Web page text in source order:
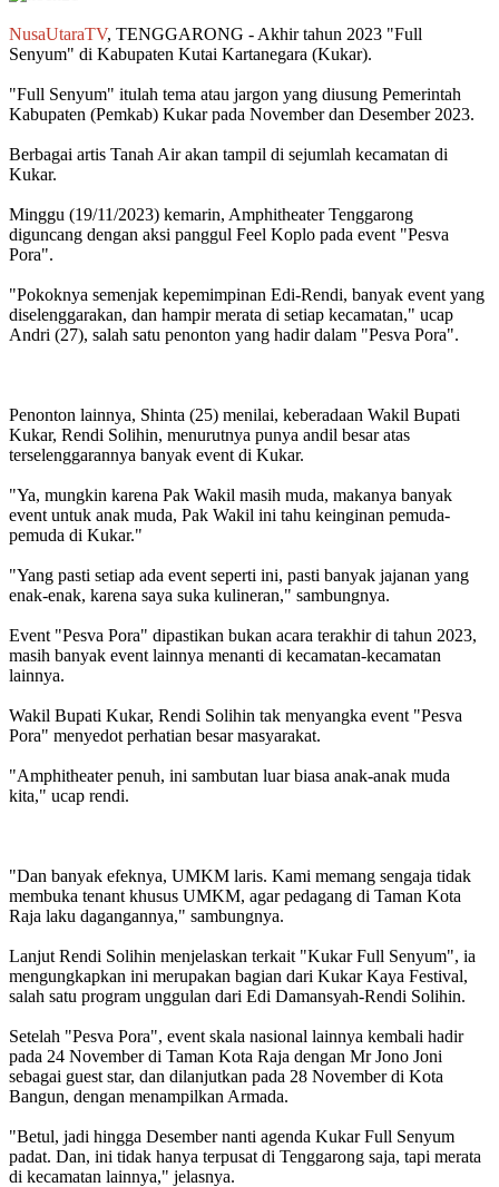
NusaUtaraTV, TENGGARONG - Akhir tahun 2023 "Full
Senyum" di Kabupaten Kutai Kartanegara (Kukar).
"Full Senyum" itulah tema atau jargon yang diusung Pemerintah
Kabupaten (Pemkab) Kukar pada November dan Desember 2023.
Berbagai artis Tanah Air akan tampil di sejumlah kecamatan di
Kukar.
Minggu (19/11/2023) kemarin, Amphitheater Tenggarong
diguncang dengan aksi panggul Feel Koplo pada event "Pesva
Pora".
"Pokoknya semenjak kepemimpinan Edi-Rendi, banyak event yang
diselenggarakan, dan hampir merata di setiap kecamatan," ucap
Andri (27), salah satu penonton yang hadir dalam "Pesva Pora".
Penonton lainnya, Shinta (25) menilai, keberadaan Wakil Bupati
Kukar, Rendi Solihin, menurutnya punya andil besar atas
terselenggarannya banyak event di Kukar.
"Ya, mungkin karena Pak Wakil masih muda, makanya banyak
event untuk anak muda, Pak Wakil ini tahu keinginan pemuda-
pemuda di Kukar."
"Yang pasti setiap ada event seperti ini, pasti banyak jajanan yang
enak-enak, karena saya suka kulineran," sambungnya.
Event "Pesva Pora" dipastikan bukan acara terakhir di tahun 2023,
masih banyak event lainnya menanti di kecamatan-kecamatan
lainnya.
Wakil Bupati Kukar, Rendi Solihin tak menyangka event "Pesva
Pora" menyedot perhatian besar masyarakat.
"Amphitheater penuh, ini sambutan luar biasa anak-anak muda
kita," ucap rendi.
"Dan banyak efeknya, UMKM laris. Kami memang sengaja tidak
membuka tenant khusus UMKM, agar pedagang di Taman Kota
Raja laku dagangannya," sambungnya.
Lanjut Rendi Solihin menjelaskan terkait "Kukar Full Senyum", ia
mengungkapkan ini merupakan bagian dari Kukar Kaya Festival,
salah satu program unggulan dari Edi Damansyah-Rendi Solihin.
Setelah "Pesva Pora", event skala nasional lainnya kembali hadir
pada 24 November di Taman Kota Raja dengan Mr Jono Joni
sebagai guest star, dan dilanjutkan pada 28 November di Kota
Bangun, dengan menampilkan Armada.
"Betul, jadi hingga Desember nanti agenda Kukar Full Senyum
padat. Dan, ini tidak hanya terpusat di Tenggarong saja, tapi merata
di kecamatan lainnya," jelasnya.